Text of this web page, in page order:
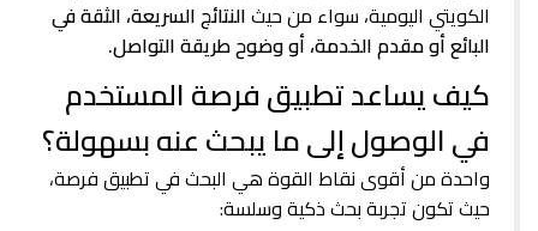
الكويتي اليومية، سواء من حيثالنتائج السريعة، الثقة في
البائع أو مقدم الخدمة، أو وضوح طريقة التواصل.
كيف يساعد تطبيق فرصة المستخدم
في الوصول إلى ما يبحث عنه بسهولة؟
واحدة من أقوى نقاط القوة هي البحث في تطبيق فرصة،
حيث تكون تجربة بحث ذكية وسلسة: